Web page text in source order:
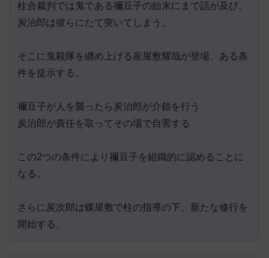
柱合裁判では鬼である禰豆子の始末にまで話が及び、
炭治郎は彼らにたて突いてしまう。
そこに鬼殺隊を纏め上げる産屋敷耀哉が登場、ある条
件を提示する。
禰豆子が人を襲ったら炭治郎が介錯を行う
炭治郎が責任を取ってその場で自害する
この2つの条件により禰豆子を組織的に認めることに
なる。
さらに炭次郎は蝶屋敷で柱の指導の下、新たな修行を
開始する。